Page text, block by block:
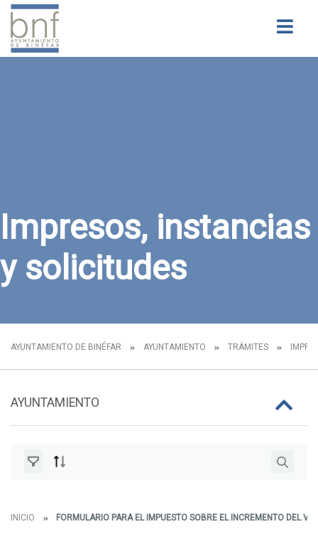
Impresos, instancias
y solicitudes
AYUNTAMIENTO DE BINÉFAR AYUNTAMIENTO TRÁMITES
AYUNTAMIENTO
INICIO FORMULARIO PARA EL IMPUESTO SOBRE EL INCREMENTO DEL